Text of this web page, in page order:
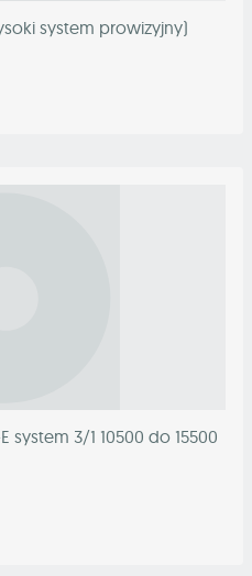
system prowizyjny)
system 3/1 10500 do 15500